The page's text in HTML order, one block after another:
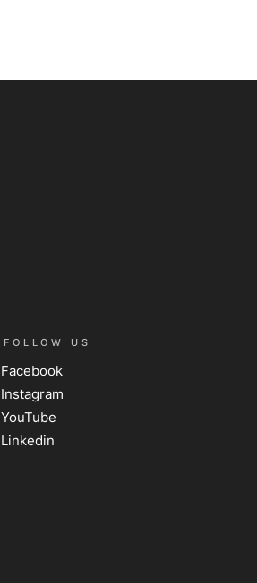
FOLLOW US
Facebook
Instagram
YouTube
Linkedin